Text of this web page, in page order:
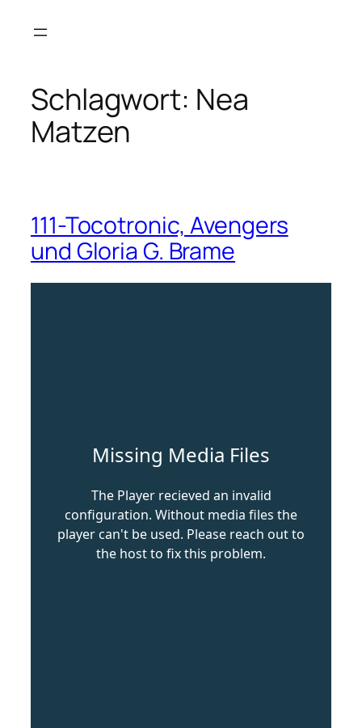
Inhalt
Schlagwort: Nea
Matzen
111-Tocotronic, Avengers
und Gloria G. Brame